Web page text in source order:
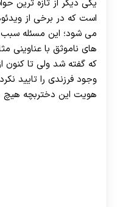
یکی دیگر از تازه ترین
است که در برخی از
می شود؛ این مسئله
های ناموثق با عناوینی
که گفته شد ولی تا کنون
وجود فرزندی را تایید
هویت این دختربچه